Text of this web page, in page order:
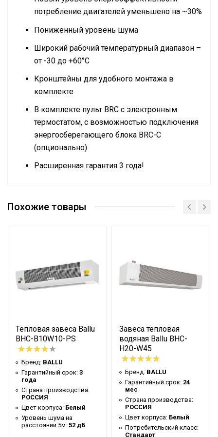
потребление двигателей уменьшено на ~30%
Пониженный уровень шума
Широкий рабочий температурный диапазон –
от -30 до +60°С
Кронштейны для удобного монтажа в
комплекте
В комплекте пульт BRC с электронным
термостатом, с возможностью подключения
энергосберегающего блока BRC-C
(опционально)
Расширенная гарантия 3 года!
Гарантийный срок
расстоянии 5м
63 дБ
Макс. потребляемая
0.23 кВт
Макс. температура воды
150 °С
Ступени мощности нагрева
Array кВт
Нагрев воздуха (дельта
температуры)
35 °С
Макс. тепловая мощность
30 кВт
Количество режимов
нагрева
3
Похожие товары
Тепловая завеса Ballu
BHC-B10W10-PS
Бренд: BALLU
Гарантийный срок: 3
года
Страна производства:
РОССИЯ
Цвет корпуса: Белый
Уровень шума на
расстоянии 5м: 52 дБ
Завеса тепловая
водяная Ballu BHC-
Н20-W45
Бренд: BALLU
Гарантийный срок: 24
мес
Страна производства:
РОССИЯ
Цвет корпуса: Белый
Потребительский класс:
Стандарт